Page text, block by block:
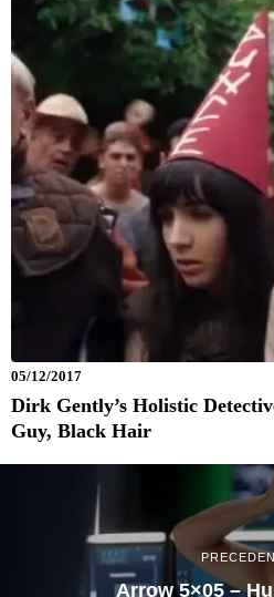
05/12/2017
Dirk Gently’s Holistic
Guy, Black Hair
Arrow 5×05 –